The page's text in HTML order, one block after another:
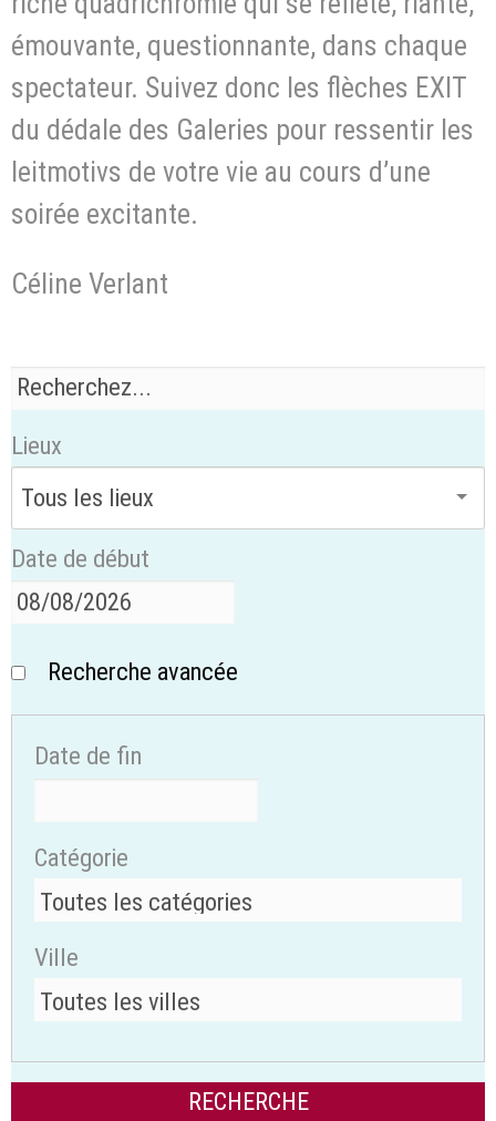
émouvante, questionnante, dans chaque
spectateur. Suivez donc les flèches EXIT
du dédale des Galeries pour ressentir les
leitmotivs de votre vie au cours d’une
soirée excitante.
Céline Verlant
Lieux
Date de début
Recherche avancée
Date de fin
Catégorie
Ville